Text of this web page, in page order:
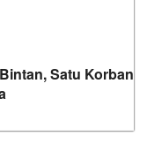
Satu Korban